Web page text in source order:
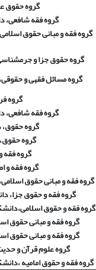
گروه حقوق
گروه فقه شافعی،
گروه فقه و مبانی حقوق
گروه حقوق جزا و
گروه مسائل فقهی و
گروه
گروه فقه شافعی،
گروه حقوق،
گروه
گروه فقه
گروه فقه و
گروه فقه و مبانی حقوق
گروه فقه و حقوق جزا،
گروه فقه و حقوق
گروه فقه و مبانی حقوق
گروه فقه و مبانی حقوق
گروه علوم قرآن و
گروه فقه و حقوق امامیه